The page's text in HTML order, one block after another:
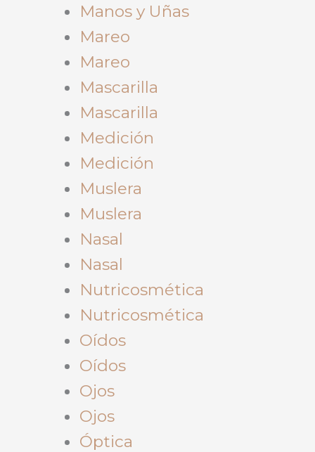
Manos y Uñas
Mareo
Mareo
Mascarilla
Mascarilla
Medición
Medición
Muslera
Muslera
Nasal
Nasal
Nutricosmética
Nutricosmética
Oídos
Oídos
Ojos
Ojos
Óptica